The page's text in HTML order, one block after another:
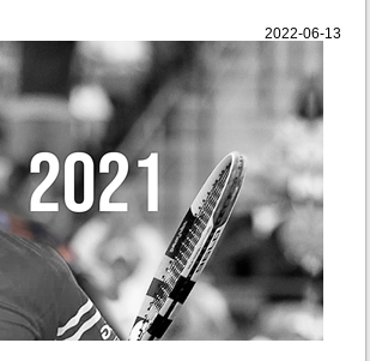
2022-06-13